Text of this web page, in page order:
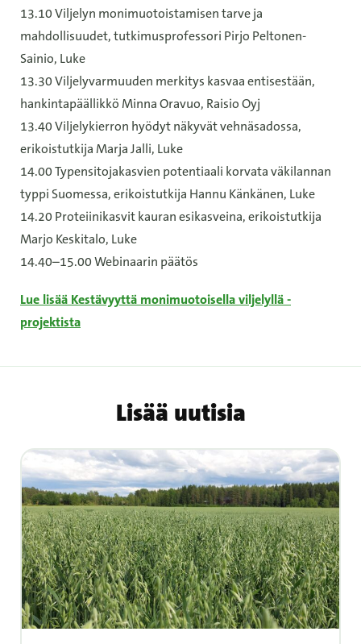
13.10 Viljelyn monimuotoistamisen tarve ja
mahdollisuudet, tutkimusprofessori Pirjo Peltonen-
Sainio, Luke
13.30 Viljelyvarmuuden merkitys kasvaa entisestään,
hankintapäällikkö Minna Oravuo, Raisio Oyj
13.40 Viljelykierron hyödyt näkyvät vehnäsadossa,
erikoistutkija Marja Jalli, Luke
14.00 Typensitojakasvien potentiaali korvata väkilannan
typpi Suomessa, erikoistutkija Hannu Känkänen, Luke
14.20 Proteiinikasvit kauran esikasveina, erikoistutkija
Marjo Keskitalo, Luke
14.40–15.00 Webinaarin päätös
Lue lisää Kestävyyttä monimuotoisella viljelyllä -
projektista
Lisää uutisia